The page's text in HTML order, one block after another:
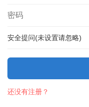
安全提问(未设置请忽略)
还没有注册？